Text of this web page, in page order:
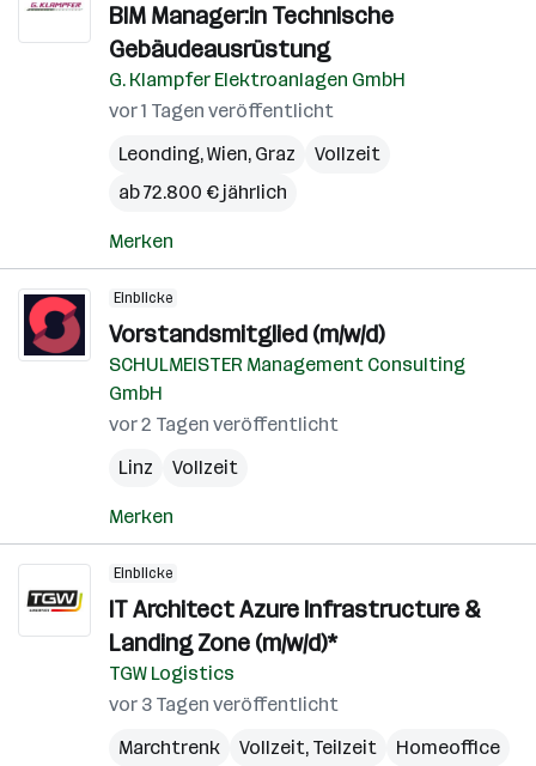
BIM Manager:in Technische
Gebäudeausrüstung
G. Klampfer Elektroanlagen GmbH
vor 1 Tagen veröffentlicht
Leonding,Wien, Graz
Vollzeit
ab 72.800 € jährlich
Merken
Einblicke
Vorstandsmitglied (m/w/d)
SCHULMEISTER Management Consulting
GmbH
vor 2 Tagen veröffentlicht
Linz
Vollzeit
Merken
Einblicke
IT Architect Azure Infrastructure &
Landing Zone (m/w/d)*
TGW Logistics
vor 3 Tagen veröffentlicht
Marchtrenk
Vollzeit, Teilzeit Homeoffice